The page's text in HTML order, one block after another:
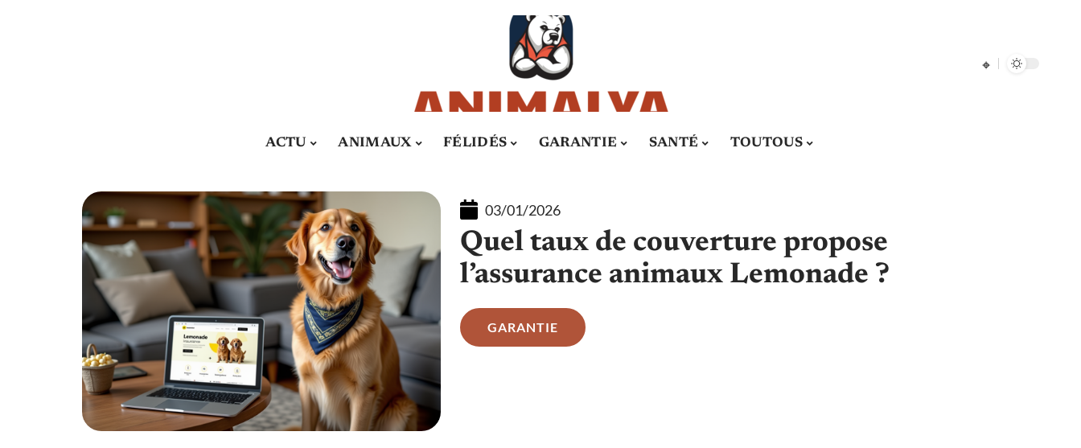
ACTU ANIMAUX FÉLIDÉS GARANTIE SANTÉ TOUTOUS
03/01/2026
Quel taux de couverture propose
l’assurance animaux Lemonade ?
GARANTIE